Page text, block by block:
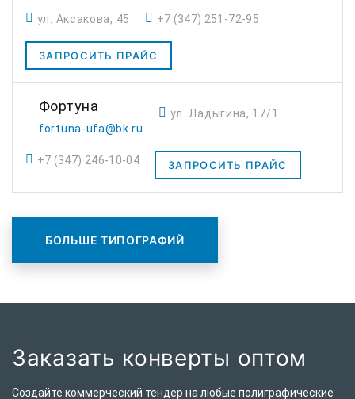
ул. Аксакова, 45 +7 (347) 251-72-95
ЗАПРОСИТЬ ПРАЙС
Фортуна
fortuna-ufa@bk.ru
ул. Ладыгина, 17/1
+7 (347) 246-10-04 ЗАПРОСИТЬ ПРАЙС
БОЛЬШЕ ТИПОГРАФИЙ
Заказать конверты оптом
Создайте коммерческий тендер на любые полиграфические